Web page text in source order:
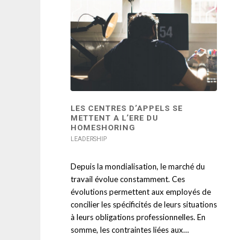
LES CENTRES D’APPELS SE
METTENT A L’ERE DU
HOMESHORING
LEADERSHIP
Depuis la mondialisation, le marché du
travail évolue constamment. Ces
évolutions permettent aux employés de
concilier les spécificités de leurs situations
à leurs obligations professionnelles. En
somme, les contraintes liées aux…